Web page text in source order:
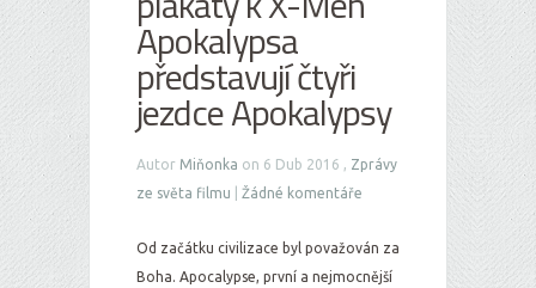
Apokalypsa
představují čtyři
jezdce Apokalypsy
Autor Miňonka on 6 Dub 2016 , Zprávy
ze světa filmu
Žádné komentáře
Od začátku civilizace byl považován za
Boha. Apocalypse, první a nejmocnější